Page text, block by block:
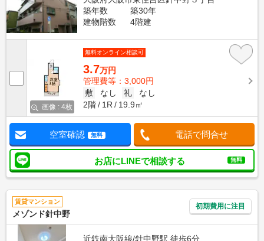
築年数
築30年
建物階数
4階建
画像 : 4枚
無料オンライン相談可
3.7万円
管理費等：3,000円
敷
なし 礼
なし
2階
1R 19.9㎡
空室確認 無料 電話で問合せ
お店にLINEで相談する 無料
賃貸マンション
メゾンド針中野
初期費用に注目
近鉄南大阪線/針中野駅 徒歩6分